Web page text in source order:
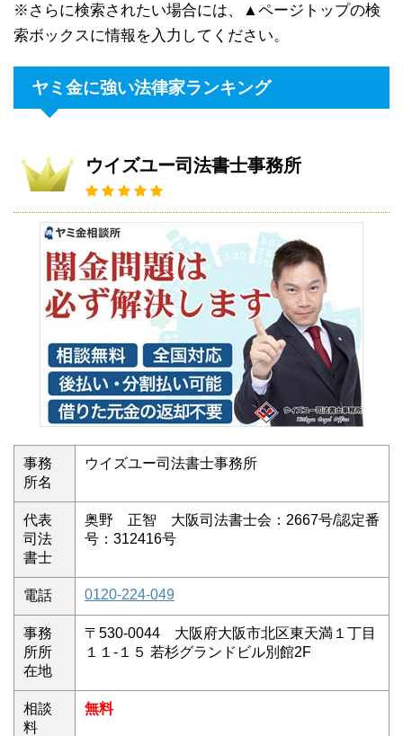
※さらに検索されたい場合には、▲ページトップの検
索ボックスに情報を入力してください。
ヤミ金に強い法律家ランキング
ウイズユー司法書士事務所
事務
所名
ウイズユー司法書士事務所
代表
司法
書士
奥野 正智 大阪司法書士会：2667号/認定番
号：312416号
電話 0120-224-049
事務
所所
在地
〒530-0044 大阪府大阪市北区東天満１丁目
１１-１５ 若杉グランドビル別館2F
相談
料
無料